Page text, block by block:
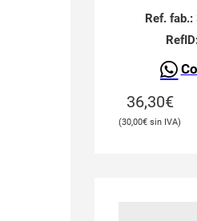
Ref. fab.:
36,30€
30,00€